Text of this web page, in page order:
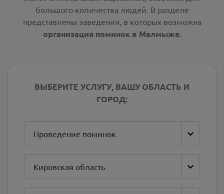
большого количества людей. В разделе
представлены заведения, в которых возможна
организация поминок в Малмыже.
ВЫБЕРИТЕ УСЛУГУ, ВАШУ ОБЛАСТЬ И
ГОРОД:
Проведение поминок
Кировская область